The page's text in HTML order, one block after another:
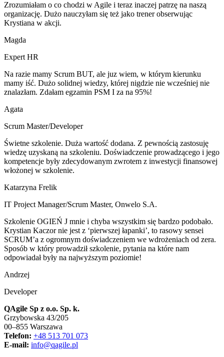
Zrozumiałam o co chodzi w Agile i teraz inaczej patrzę na naszą
organizację. Dużo nauczyłam się też jako trener obserwując
Krystiana w akcji.
Magda
Expert HR
Na razie mamy Scrum BUT, ale juz wiem, w którym kierunku
mamy iść. Dużo solidnej wiedzy, której nigdzie nie wcześniej nie
znalazłam. Zdałam egzamin PSM I za na 95%!
Agata
Scrum Master/Developer
Świetne szkolenie. Duża wartość dodana. Z pewnością zastosuję
wiedzę uzyskaną na szkoleniu. Doświadczenie prowadzącego i jego
kompetencje były zdecydowanym zwrotem z inwestycji finansowej
włożonej w szkolenie.
Katarzyna Frelik
IT Project Manager/Scrum Master, Onwelo S.A.
Szkolenie OGIEŃ J mnie i chyba wszystkim się bardzo podobało.
Krystian Kaczor nie jest z ‘pierwszej łapanki’, to rasowy sensei
SCRUM’a z ogromnym doświadczeniem we wdrożeniach od zera.
Sposób w który prowadził szkolenie, pytania na które nam
odpowiadał były na najwyższym poziomie!
Andrzej
Developer
QAgile Sp z o.o. Sp. k.
Grzybowska 43/205
00–855 Warszawa
Telefon: +48 513 701 073
E-mail: info@qagile.pl